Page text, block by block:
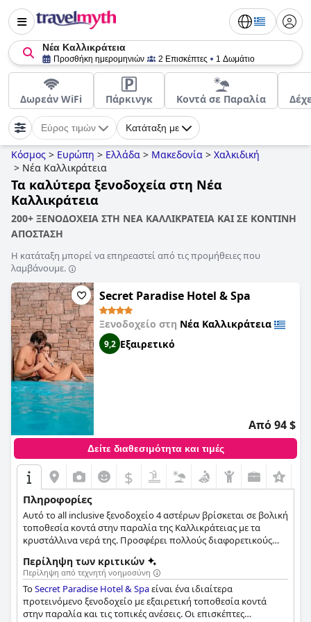
Νέα Καλλικράτεια
Προσθήκη ημερομηνιών 2 Επισκέπτες 1 Δωμάτιο
Δωρεάν WiFi Πάρκινγκ Κοντά σε Παραλία
Εύρος τιμών Κατάταξη με
Κόσμος > Ευρώπη > Ελλάδα > Μακεδονία > Χαλκιδική
> Νέα Καλλικράτεια
Τα καλύτερα ξενοδοχεία στη Νέα
Καλλικράτεια
200+ ΞΕΝΟΔΟΧΕΙΑ ΣΤΗ ΝΕΑ ΚΑΛΛΙΚΡΑΤΕΙΑ ΚΑΙ ΣΕ ΚΟΝΤΙΝΗ
ΑΠΟΣΤΑΣΗ
Η κατάταξη μπορεί να επηρεαστεί από τις προμήθειες που
λαμβάνουμε.
Secret Paradise Hotel & Spa
Ξενοδοχείο στη Νέα Καλλικράτεια
9,2 Εξαιρετικό
Από 94 $
Δείτε διαθεσιμότητα και τιμές
$
Πληροφορίες
Αυτό το all inclusive ξενοδοχείο 4 αστέρων βρίσκεται σε βολική
τοποθεσία κοντά στην παραλία της Καλλικράτειας με τα
κρυστάλλινα νερά της. Προσφέρει πολλούς διαφορετικούς
οικογένειες και διαθέτει επίσης εστιατόριο, μπαρ, roof
garden, σπα και πολλά άλλα.
Περίληψη των κριτικών
Περίληψη από τεχνητή νοημοσύνη
ΤοSecret Paradise Hotel & Spaείναι ένα ιδιαίτερα
προτεινόμενο ξενοδοχείο με εξαιρετική τοποθεσία κοντά
στην παραλία και τις τοπικές ανέσεις. Οι επισκέπτες